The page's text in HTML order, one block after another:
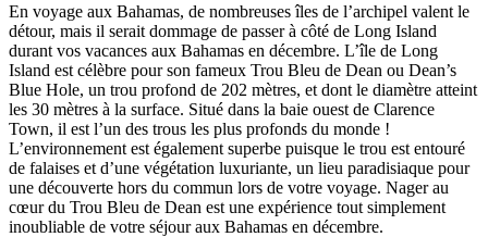
En voyage aux Bahamas, de nombreuses îles de l’archipel valent le
détour, mais il serait dommage de passer à côté de Long Island
durant vos vacances aux Bahamas en décembre. L’île de Long
Island est célèbre pour son fameux Trou Bleu de Dean ou Dean’s
Blue Hole, un trou profond de 202 mètres, et dont le diamètre atteint
les 30 mètres à la surface. Situé dans la baie ouest de Clarence
Town, il est l’un des trous les plus profonds du monde !
L’environnement est également superbe puisque le trou est entouré
de falaises et d’une végétation luxuriante, un lieu paradisiaque pour
une découverte hors du commun lors de votre voyage. Nager au
cœur du Trou Bleu de Dean est une expérience tout simplement
inoubliable de votre séjour aux Bahamas en décembre.